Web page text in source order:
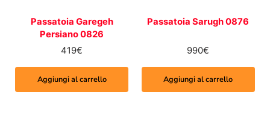
Passatoia Garegeh
Persiano 0826
419€
Aggiungi al carrello
Passatoia Sarugh 0876
990€
Aggiungi al carrello